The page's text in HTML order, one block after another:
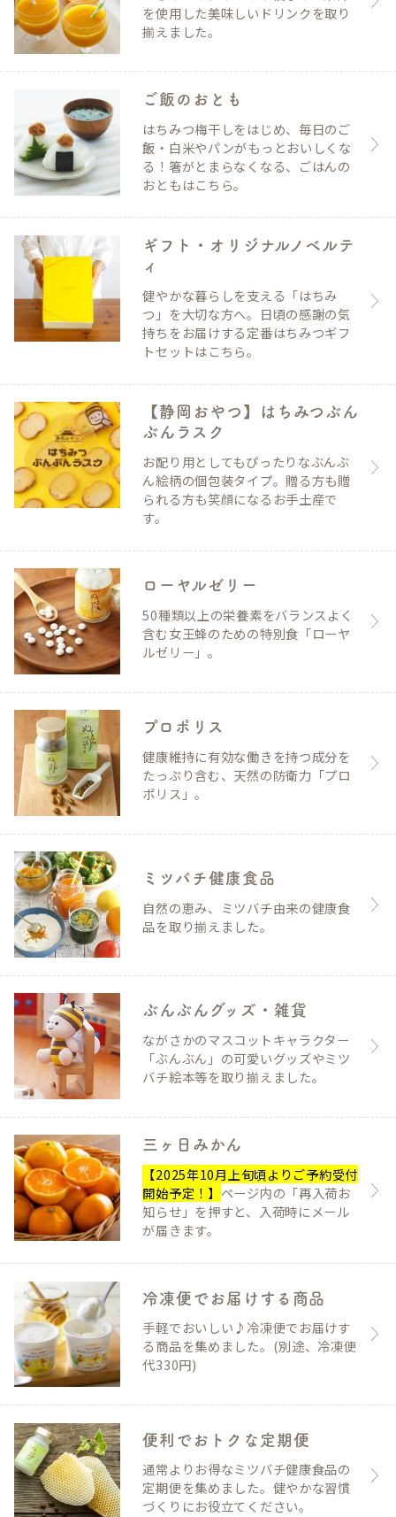
を使用した美味しいドリンクを取り
揃えました。
ご飯のおとも
はちみつ梅干しをはじめ、毎日のご
飯・白米やパンがもっとおいしくな
る！箸がとまらなくなる、ごはんの
おともはこちら。
ギフト・オリジナルノベルテ
ィ
健やかな暮らしを支える「はちみ
つ」を大切な方へ。日頃の感謝の気
持ちをお届けする定番はちみつギフ
トセットはこちら。
【静岡おやつ】はちみつぶん
ぶんラスク
お配り用としてもぴったりなぶんぶ
ん絵柄の個包装タイプ。贈る方も贈
られる方も笑顔になるお手土産で
す。
ローヤルゼリー
50種類以上の栄養素をバランスよく
含む女王蜂のための特別食「ローヤ
ルゼリー」。
プロポリス
健康維持に有効な働きを持つ成分を
たっぷり含む、天然の防衛力「プロ
ポリス」。
ミツバチ健康食品
自然の恵み、ミツバチ由来の健康食
品を取り揃えました。
ぶんぶんグッズ・雑貨
ながさかのマスコットキャラクター
「ぶんぶん」の可愛いグッズやミツ
バチ絵本等を取り揃えました。
三ヶ日みかん
【2025年10月上旬頃よりご予約受付
開始予定！】 ページ内の「再入荷お
知らせ」を押すと、入荷時にメール
が届きます。
冷凍便でお届けする商品
手軽でおいしい♪冷凍便でお届けす
る商品を集めました。(別途、冷凍便
代330円)
便利でおトクな定期便
通常よりお得なミツバチ健康食品の
定期便を集めました。健やかな習慣
づくりにお役立てください。